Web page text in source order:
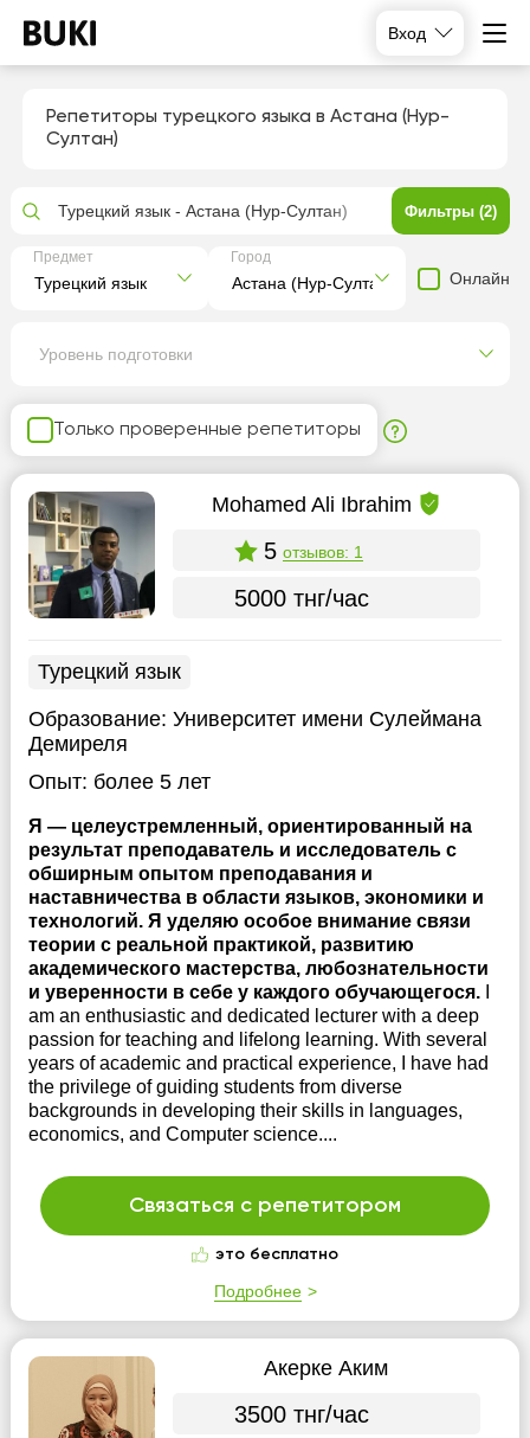
Вход
Репетиторы турецкого языка в Астана (Нур-
Султан)
Только проверенные репетиторы
Mohamed Ali Ibrahim
5 отзывов: 1
5000 тнг/час
Турецкий язык
Образование: Университет имени Сулеймана
Демиреля
Опыт: более 5 лет
Я — целеустремленный, ориентированный на
результат преподаватель и исследователь с
обширным опытом преподавания и
наставничества в области языков, экономики и
технологий. Я уделяю особое внимание связи
теории с реальной практикой, развитию
академического мастерства, любознательности
и уверенности в себе у каждого обучающегося.
am an enthusiastic and dedicated lecturer with a deep
passion for teaching and lifelong learning. With several
years of academic and practical experience, I have had
the privilege of guiding students from diverse
backgrounds in developing their skills in languages,
economics, and Computer science....
Связаться с репетитором
это бесплатно
Подробнее
Акерке Аким
3500 тнг/час
Турецкий язык - Астана (Нур-Султан) Фильтры (2)
Предмет Город
Онлайн
Уровень подготовки